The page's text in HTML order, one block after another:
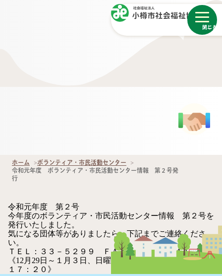
メニュー
閉じる
ホーム
ボランティア・市民活動センター
令和元年度 ボランティア・市民活動センター情報 第２号発
行
令和元年度 第２号
今年度のボランティア・市民活動センター情報 第２号を
発行いたしました。
気になる団体等がありましたら、下記までご連絡くださ
い。
ＴＥＬ：３３－５２９９ ＦＡＸ：３２－５６４１
《12月29日～１月３日、日曜日、月曜日を除く８：５０～
１７：２０》